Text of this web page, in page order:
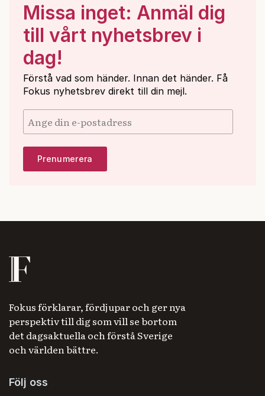
Missa inget: Anmäl dig
till vårt nyhetsbrev i
dag!
Förstå vad som händer. Innan det händer. Få
Fokus nyhetsbrev direkt till din mejl.
Fokus förklarar, fördjupar och ger nya
perspektiv till dig som vill se bortom
det dagsaktuella och förstå Sverige
och världen bättre.
Följ oss